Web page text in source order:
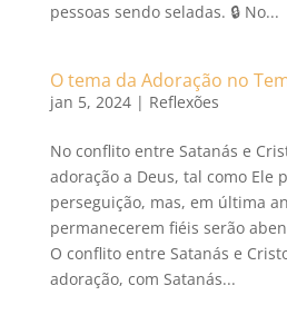
pessoas sendo seladas. 🔒 No...
O tema da Adoração no
jan 5, 2024| Reflexões
No conflito entre Satanás e
adoração a Deus, tal como Ele
perseguição, mas, em última
permanecerem fiéis serão
O conflito entre Satanás e
adoração, com Satanás...